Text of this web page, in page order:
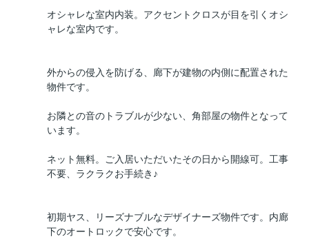
オシャレな室内内装。アクセントクロスが目を引くオシ
ャレな室内です。
外からの侵入を防げる、廊下が建物の内側に配置された
物件です。
お隣との音のトラブルが少ない、角部屋の物件となって
います。
ネット無料。ご入居いただいたその日から開線可。工事
不要、ラクラクお手続き♪
初期ヤス、リーズナブルなデザイナーズ物件です。内廊
下のオートロックで安心です。